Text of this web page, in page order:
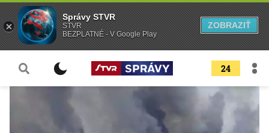
24
Správy STVR
STVR
BEZPLATNÉ - V Google Play
ZOBRAZIŤ